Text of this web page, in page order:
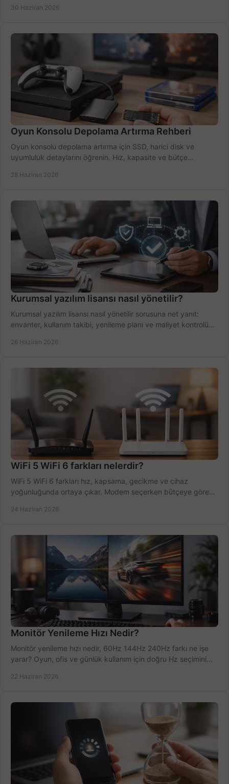
30 Haziran 2026
Oyun Konsolu Depolama Artırma Rehberi
Oyun konsolu depolama artırma için SSD, harici disk ve
uyumluluk detaylarını öğrenin. Hız, kapasite ve bütçe
28 Haziran 2026
Kurumsal yazılım lisansı nasıl yönetilir?
Kurumsal yazılım lisansı nasıl yönetilir sorusuna net yanıt:
envanter, kullanım takibi, yenileme planı ve maliyet kontrolü
26 Haziran 2026
WiFi 5 WiFi 6 farkları nelerdir?
WiFi 5 WiFi 6 farkları hız, kapsama, gecikme ve cihaz
yoğunluğunda ortaya çıkar. Modem seçerken bütçeye göre
24 Haziran 2026
Monitör Yenileme Hızı Nedir?
Monitör yenileme hızı nedir, 60Hz 144Hz 240Hz farkı ne işe
yarar? Oyun, ofis ve günlük kullanım için doğru Hz seçimini
22 Haziran 2026